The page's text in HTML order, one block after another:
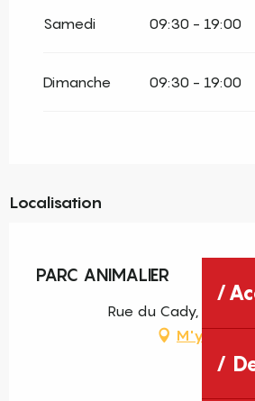
Du19 décembre 2026au3
Samedi 09:30 - 19:00
Dimanche 09:30 - 19:00
Localisation
PARC ANIMALIER
Rue du Cady, 66820
M'y rendre